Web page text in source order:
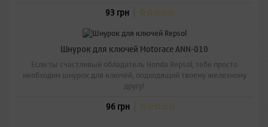
93 грн
Шнурок для ключей Motorace ANN-010
Если ты счастливый обладатель Honda Repsol, тебе просто
необходим шнурок для ключей, подходящий твоему железному
другу!
96 грн